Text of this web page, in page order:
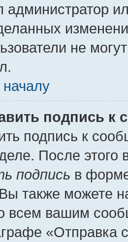
администратор
не
началу
подпись к
подпись к
После
подпись в
также можете
всем вашим
«Отправка